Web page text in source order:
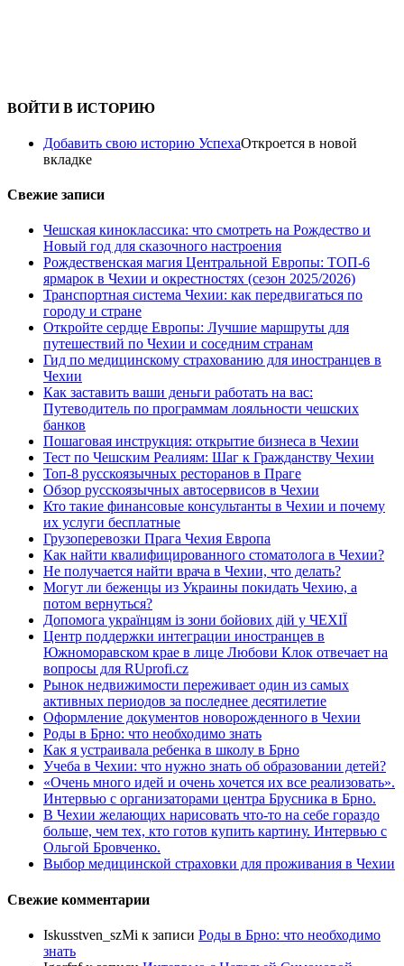
ВОЙТИ В ИСТОРИЮ
Добавить свою историю УспехаОткроется в новой
вкладке
Свежие записи
Чешская киноклассика: что смотреть на Рождество и
Новый год для сказочного настроения
Рождественская магия Центральной Европы: ТОП-6
ярмарок в Чехии и окрестностях (сезон 2025/2026)
Транспортная система Чехии: как передвигаться по
городу и стране
Откройте сердце Европы: Лучшие маршруты для
путешествий по Чехии и соседним странам
Гид по медицинскому страхованию для иностранцев в
Чехии
Как заставить ваши деньги работать на вас:
Путеводитель по программам лояльности чешских
банков
Пошаговая инструкция: открытие бизнеса в Чехии
Тест по Чешским Реалиям: Шаг к Гражданству Чехии
Топ-8 русскоязычных ресторанов в Праге
Обзор русскоязычных автосервисов в Чехии
Кто такие финансовые консультанты в Чехии и почему
их услуги бесплатные
Грузоперевозки Прага Чехия Европа
Как найти квалифицированного стоматолога в Чехии?
Не получается найти врача в Чехии, что делать?
Могут ли беженцы из Украины покидать Чехию, а
потом вернуться?
Допомога українцям із зони бойових дій у ЧЕХІЇ
Центр поддержки интеграции иностранцев в
Южноморавском крае в лице Любови Клок отвечает на
вопросы для RUprofi.cz
Рынок недвижимости переживает один из самых
активных периодов за последнее десятилетие
Оформление документов новорожденного в Чехии
Роды в Брно: что необходимо знать
Как я устраивала ребенка в школу в Брно
Учеба в Чехии: что нужно знать об образовании детей?
«Очень много идей и очень хочется их все реализовать».
Интервью с организаторами центра Брусника в Брно.
В Чехии желающих нарисовать что-то на себе гораздо
больше, чем тех, кто готов купить картину. Интервью с
Ольгой Бровченко.
Выбор медицинской страховки для проживания в Чехии
Свежие комментарии
Iskusstven_szMi к записи Роды в Брно: что необходимо
знать